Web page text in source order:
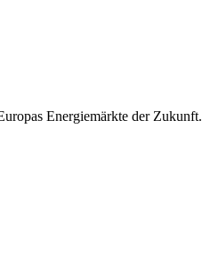
Energiemärkte der Zukunft.